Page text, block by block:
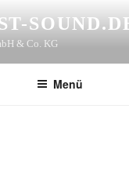
& Co. KG
Menü